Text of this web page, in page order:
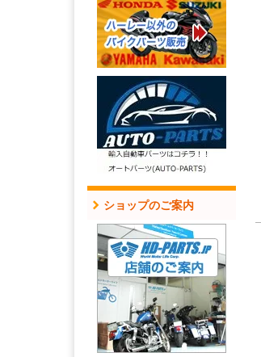
ショップのご案内